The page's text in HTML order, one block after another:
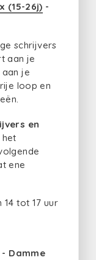
(15-26j) -
schrijvers
aan je
je
loop en
en
ene
14 tot 17 uur
- Damme